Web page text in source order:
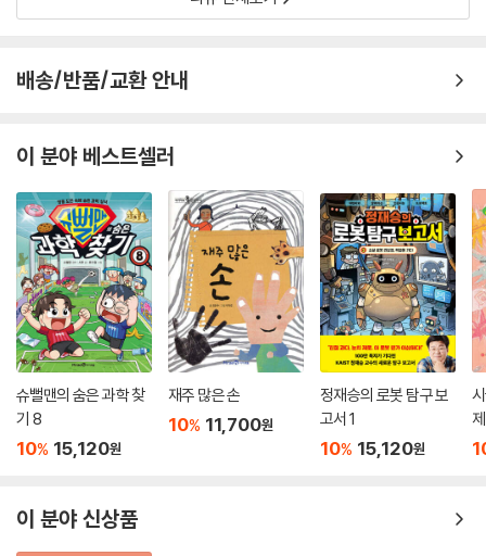
배송/반품/교환 안내
이 분야 베스트셀러
슈뻘맨의 숨은 과학 찾
기 8
10% 15,120원
재주 많은 손
10% 11,700원
정재승의 로봇 탐구 보
고서 1
10% 15,120원
이 분야 신상품